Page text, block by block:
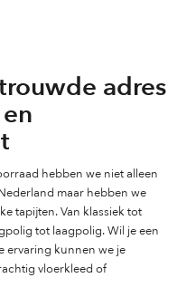
adres
hebben we niet alleen
maar hebben we
tapijten. Van klassiek tot
tot laagpolig. Wil je een
ervaring kunnen we je
vloerkleed of